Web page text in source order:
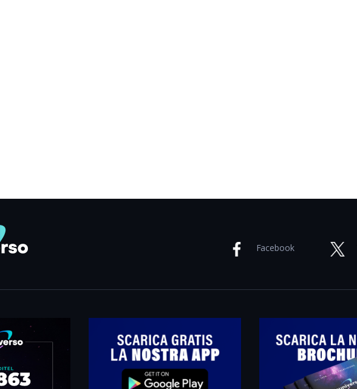
Facebook